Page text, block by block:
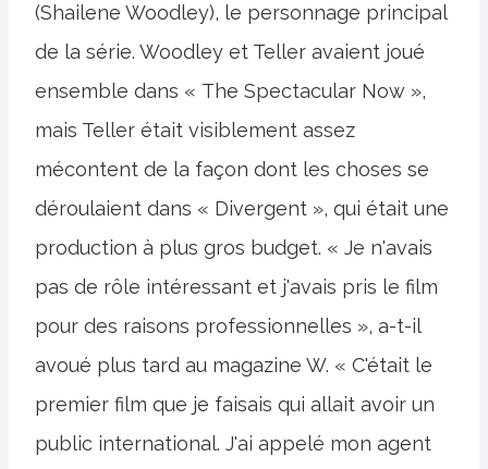
(Shailene Woodley), le personnage principal
de la série. Woodley et Teller avaient joué
ensemble dans « The Spectacular Now »,
mais Teller était visiblement assez
mécontent de la façon dont les choses se
déroulaient dans « Divergent », qui était une
production à plus gros budget. « Je n'avais
pas de rôle intéressant et j'avais pris le film
pour des raisons professionnelles », a-t-il
avoué plus tard au magazine W. « C'était le
premier film que je faisais qui allait avoir un
public international. J'ai appelé mon agent